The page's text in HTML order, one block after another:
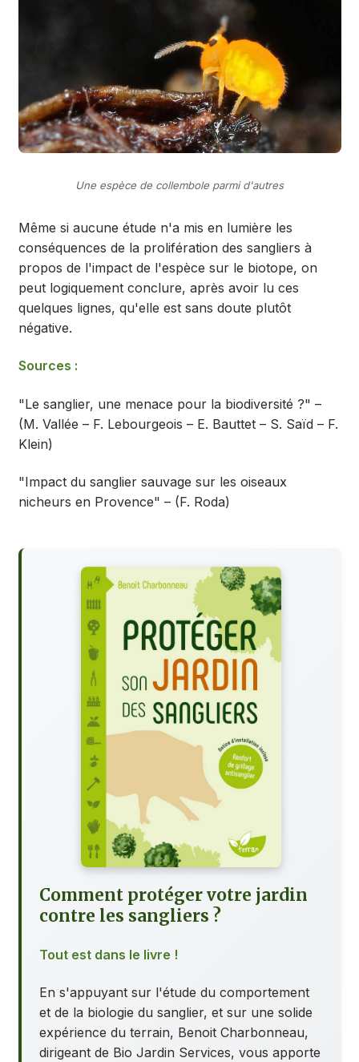
Une espèce de collembole parmi d'autres
Même si aucune étude n'a mis en lumière les
conséquences de la prolifération des sangliers à
propos de l'impact de l'espèce sur le biotope, on
peut logiquement conclure, après avoir lu ces
quelques lignes, qu'elle est sans doute plutôt
négative.
Sources :
"Le sanglier, une menace pour la biodiversité ?" –
(M. Vallée – F. Lebourgeois – E. Bauttet – S. Saïd – F.
Klein)
"Impact du sanglier sauvage sur les oiseaux
nicheurs en Provence" – (F. Roda)
Comment protéger votre jardin
contre les sangliers ?
Tout est dans le livre !
En s'appuyant sur l'étude du comportement
et de la biologie du sanglier, et sur une solide
expérience du terrain, Benoit Charbonneau,
dirigeant de Bio Jardin Services, vous apporte